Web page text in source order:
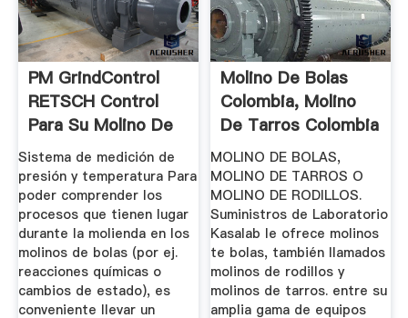
PM GrindControl
RETSCH Control
Para Su Molino De
Bolas
Sistema de medición de
presión y temperatura Para
poder comprender los
procesos que tienen lugar
durante la molienda en los
molinos de bolas (por ej.
reacciones químicas o
cambios de estado), es
conveniente llevar un
Molino De Bolas
Colombia, Molino
De Tarros Colombia
...
MOLINO DE BOLAS,
MOLINO DE TARROS O
MOLINO DE RODILLOS.
Suministros de Laboratorio
Kasalab le ofrece molinos
te bolas, también llamados
molinos de rodillos y
molinos de tarros. entre su
amplia gama de equipos